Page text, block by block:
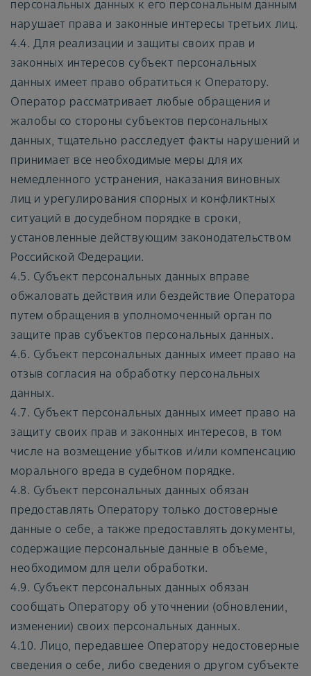
персональных данных к его персональным данным
нарушает права и законные интересы третьих лиц.
4.4. Для реализации и защиты своих прав и
законных интересов субъект персональных
данных имеет право обратиться к Оператору.
Оператор рассматривает любые обращения и
жалобы со стороны субъектов персональных
данных, тщательно расследует факты нарушений и
принимает все необходимые меры для их
немедленного устранения, наказания виновных
лиц и урегулирования спорных и конфликтных
ситуаций в досудебном порядке в сроки,
установленные действующим законодательством
Российской Федерации.
4.5. Субъект персональных данных вправе
обжаловать действия или бездействие Оператора
путем обращения в уполномоченный орган по
защите прав субъектов персональных данных.
4.6. Субъект персональных данных имеет право на
отзыв согласия на обработку персональных
данных.
4.7. Субъект персональных данных имеет право на
защиту своих прав и законных интересов, в том
числе на возмещение убытков и/или компенсацию
морального вреда в судебном порядке.
4.8. Субъект персональных данных обязан
предоставлять Оператору только достоверные
данные о себе, а также предоставлять документы,
содержащие персональные данные в объеме,
необходимом для цели обработки.
4.9. Субъект персональных данных обязан
сообщать Оператору об уточнении (обновлении,
изменении) своих персональных данных.
4.10. Лицо, передавшее Оператору недостоверные
сведения о себе, либо сведения о другом субъекте